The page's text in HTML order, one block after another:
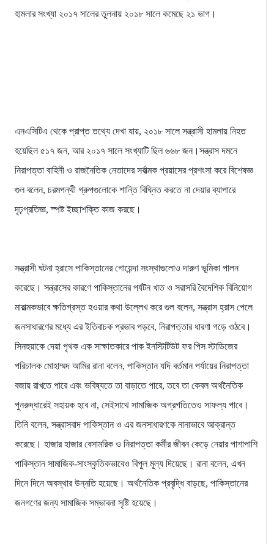
হামলার সংখ্যা ২০১৭ সালের তুলনায় ২০১৮ সালে কমেছে ২১ ভাগ।
এনএসিটিএ থেকে প্রাপ্ত তথ্যে দেখা যায়, ২০১৮ সালে সন্ত্রাসী হামলায় নিহত
হয়েছিল ৫১৭ জন, আর ২০১৭ সালে সংখ্যাটি ছিল ৬৬৮ জন।সন্ত্রাস দমনে
নিরাপত্তা বাহিনী ও রাজনৈতিক নেতাদের সর্বাত্মক প্রয়াসের প্রশংসা করে বিশেষজ্ঞ
গুল বলেন, চরমপন্থী গ্রুপগুলোকে শান্তি বিঘ্নিত করতে না দেয়ার ব্যাপারে
দৃঢ়প্রতিজ্ঞ, স্পষ্ট ইচ্ছাশক্তি কাজ করছে।
সন্ত্রাসী ঘটনা হ্রাসে পাকিস্তানের গোয়েন্দা সংস্থাগুলোও দারুণ ভূমিকা পালন
করেছে। সন্ত্রাসের কারণে পাকিস্তানের পর্যটন খাত ও সরাসরি বৈদেশিক বিনিয়োগ
মারাত্মকভাবে ক্ষতিগ্রস্ত হওয়ার কথা উল্লেখ করে গুল বলেন, সন্ত্রাস হ্রাস পেলে
জনসাধারণের মধ্যে এর ইতিবাচক প্রভাব পড়বে, নিরাপত্তার ধারণা গড়ে ওঠবে।
সিনহুয়াকে দেয়া পৃথক এক সাক্ষাতকারে পাক ইনস্টিটিউট ফর পিস স্টাডিজের
পরিচালক মোহাম্মদ আমির রানা বলেন, পাকিস্তান যদি বর্তমান পর্যায়ের নিরাপত্তা
বজায় রাখতে পারে এবং ভবিষ্যতে তা বাড়াতে পারে, তবে তা কেবল অর্থনৈতিক
পুনরুদ্ধারেই সহায়ক হবে না, সেইসাথে সামাজিক অগ্রগতিতেও সাফল্য পাবে।
তিনি বলেন, সন্ত্রাসবাদ পাকিস্তান ও এর জনসাধারণকে নানাভাবে আক্রান্ত
করেছে। হাজার হাজার বেসামরিক ও নিরাপত্তা কর্মীর জীবন কেড়ে নেয়ার পাশাপাশি
পাকিস্তান সামাজিক-সাংস্কৃতিকভাবেও বিপুল মূল্য দিয়েছে। রানা বলেন, এখন
দিনে দিনে অবস্থার উন্নতি হয়েছে। অর্থনৈতিক প্রবৃদ্ধি বাড়ছে, পাকিস্তানের
জনগণের জন্য সামাজিক সম্ভাবনা সৃষ্টি হয়েছে।